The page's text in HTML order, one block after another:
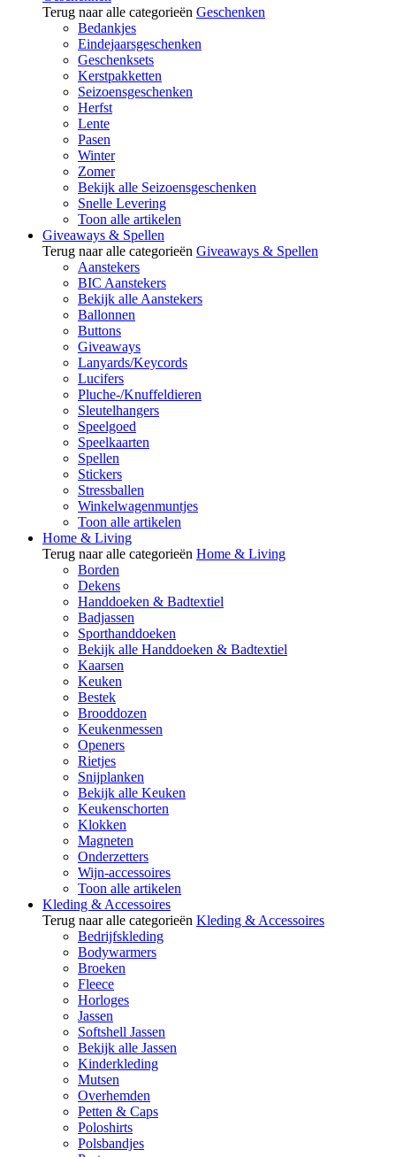
Terug naar alle categorieën Geschenken
Bedankjes
Eindejaarsgeschenken
Geschenksets
Kerstpakketten
Seizoensgeschenken
Herfst
Lente
Pasen
Winter
Zomer
Bekijk alle Seizoensgeschenken
Snelle Levering
Toon alle artikelen
Giveaways & Spellen
Terug naar alle categorieën Giveaways & Spellen
Aanstekers
BIC Aanstekers
Bekijk alle Aanstekers
Ballonnen
Buttons
Giveaways
Lanyards/Keycords
Lucifers
Pluche-/Knuffeldieren
Sleutelhangers
Speelgoed
Speelkaarten
Spellen
Stickers
Stressballen
Winkelwagenmuntjes
Toon alle artikelen
Home & Living
Terug naar alle categorieën Home & Living
Borden
Dekens
Handdoeken & Badtextiel
Badjassen
Sporthanddoeken
Bekijk alle Handdoeken & Badtextiel
Kaarsen
Keuken
Bestek
Brooddozen
Keukenmessen
Openers
Rietjes
Snijplanken
Bekijk alle Keuken
Keukenschorten
Klokken
Magneten
Onderzetters
Wijn-accessoires
Toon alle artikelen
Kleding & Accessoires
Terug naar alle categorieën Kleding & Accessoires
Bedrijfskleding
Bodywarmers
Broeken
Fleece
Horloges
Jassen
Softshell Jassen
Bekijk alle Jassen
Kinderkleding
Mutsen
Overhemden
Petten & Caps
Poloshirts
Polsbandjes